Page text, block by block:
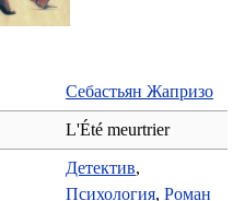
Себастьян Жапризо
L'Été meurtrier
Детектив,
Психология, Роман